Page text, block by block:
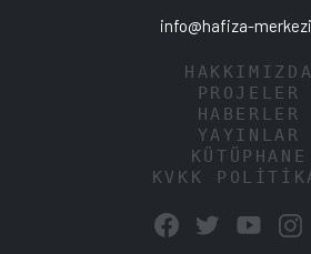
info@hafiza-
HAKKIMIZDA
PROJELER
HABERLER
YAYINLAR
KÜTÜPHANE
KVKK